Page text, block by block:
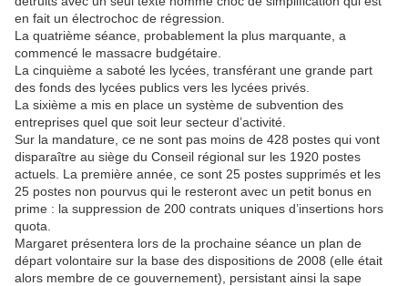
en fait un électrochoc de régression.
La quatrième séance, probablement la plus marquante, a
commencé le massacre budgétaire.
La cinquième a saboté les lycées, transférant une grande part
des fonds des lycées publics vers les lycées privés.
La sixième a mis en place un système de subvention des
entreprises quel que soit leur secteur d’activité.
Sur la mandature, ce ne sont pas moins de 428 postes qui vont
disparaître au siège du Conseil régional sur les 1920 postes
actuels. La première année, ce sont 25 postes supprimés et les
25 postes non pourvus qui le resteront avec un petit bonus en
prime : la suppression de 200 contrats uniques d’insertions hors
quota.
Margaret présentera lors de la prochaine séance un plan de
départ volontaire sur la base des dispositions de 2008 (elle était
alors membre de ce gouvernement), persistant ainsi la sape